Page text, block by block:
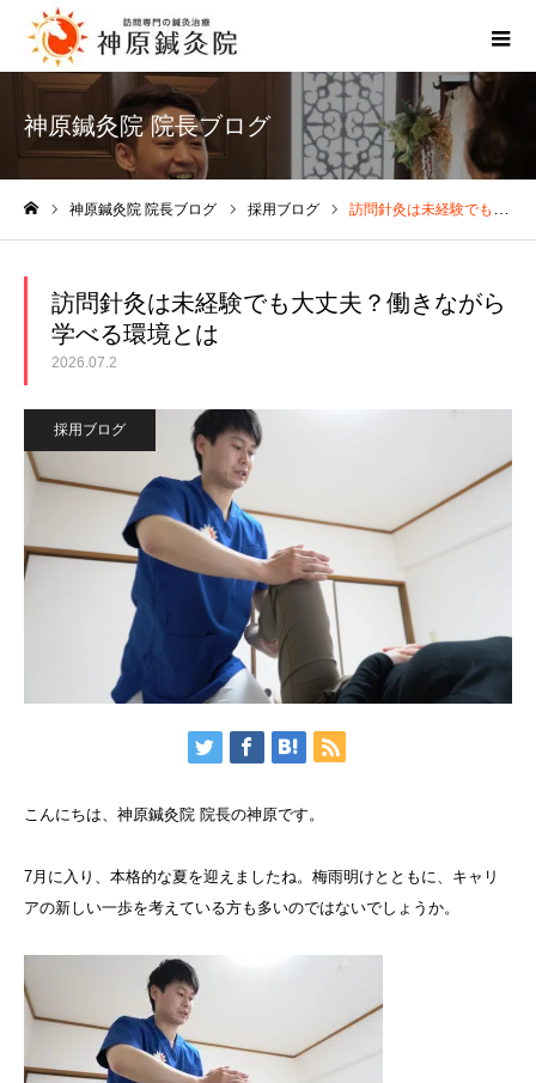
神原鍼灸院 院長ブログ
神原鍼灸院 院長ブログ 採用ブログ 訪問針灸は未経験でも大丈夫？働きながら学べる環境とは
訪問針灸は未経験でも大丈夫？働きながら
学べる環境とは
2026.07.2
採用ブログ
こんにちは、神原鍼灸院 院長の神原です。
7月に入り、本格的な夏を迎えましたね。梅雨明けとともに、キャリ
アの新しい一歩を考えている方も多いのではないでしょうか。